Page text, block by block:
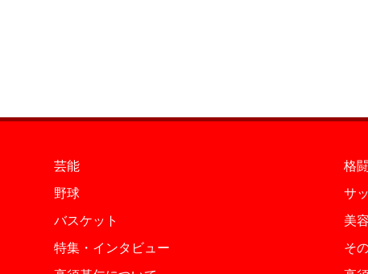
芸能
格
野球
サ
バスケット
美
特集・インタビュー
そ